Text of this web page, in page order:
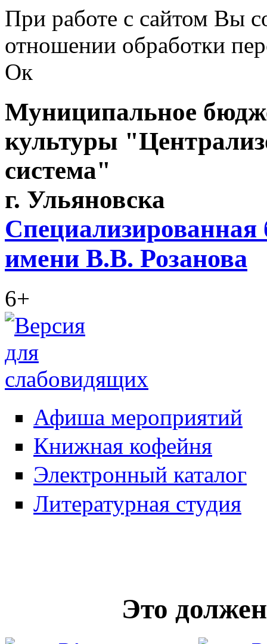
Перейти к основному содержанию
При работе с сайтом Вы
отношении обработки
Ок
Муниципальное
культуры
система"
г. Ульяновска
имени В.В. Розанова
6+
Афиша мероприятий
Книжная кофейня
Электронный каталог
Литературная студия
Это